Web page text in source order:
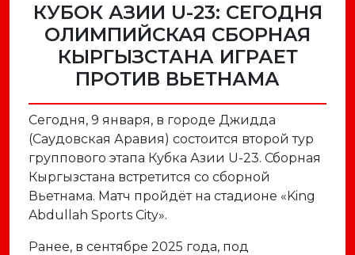
КУБОК АЗИИ U-23: СЕГОДНЯ
ОЛИМПИЙСКАЯ СБОРНАЯ
КЫРГЫЗСТАНА ИГРАЕТ
ПРОТИВ ВЬЕТНАМА
Сегодня, 9 января, в городе Джидда
(Саудовская Аравия) состоится второй тур
группового этапа Кубка Азии U-23. Сборная
Кыргызстана встретится со сборной
Вьетнама. Матч пройдёт на стадионе «King
Abdullah Sports City».
Ранее, в сентябре 2025 года, под